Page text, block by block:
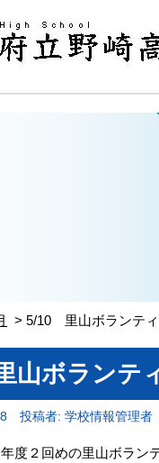
5/10 里山ボランテ
ボランテ
投稿者: 学校情報管理者
度２回めの里山ボラン